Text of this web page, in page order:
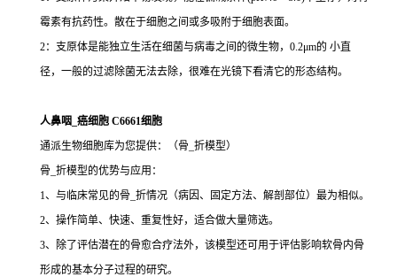
霉素有抗药性。散在于细胞之间或多吸附于细胞表面。
2：支原体是能独立生活在细菌与病毒之间的微生物，0.2μm的 小直
径，一般的过滤除菌无法去除，很难在光镜下看清它的形态结构。
人鼻咽_癌细胞 C6661细胞
通派生物细胞库为您提供：（骨_折模型）
骨_折模型的优势与应用：
1、与临床常见的骨_折情况（病因、固定方法、解剖部位）最为相似。
2、操作简单、快速、重复性好，适合做大量筛选。
3、除了评估潜在的骨愈合疗法外，该模型还可用于评估影响软骨内骨
形成的基本分子过程的研究。